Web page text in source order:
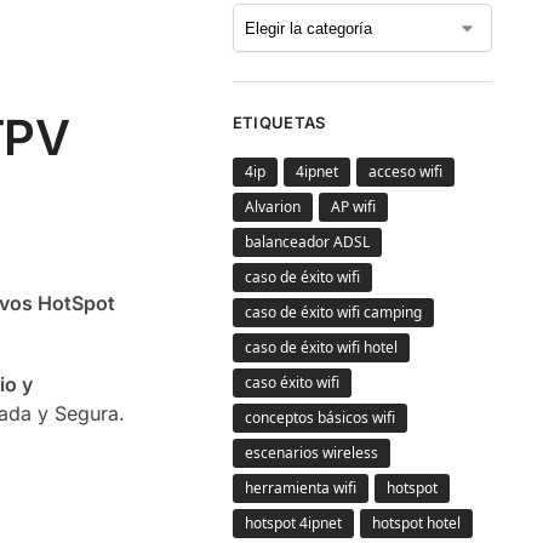
HotSpot
y
y Segura.
ETIQUETAS
4ip 4ipnet
acceso wifi
Alvarion
AP wifi
balanceador ADSL
caso de éxito wifi
caso de éxito wifi camping
caso de éxito wifi hotel
caso éxito wifi
conceptos básicos wifi
escenarios wireless
herramienta wifi
hotspot
hotspot 4ipnet
hotspot hotel